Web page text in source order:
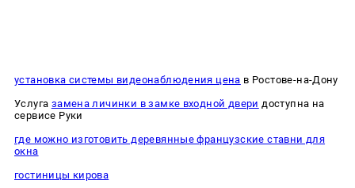
установка системы видеонаблюдения цена в Ростове-на-Дону
Услуга замена личинки в замке входной двери доступна на
сервисе Руки
где можно изготовить деревянные французские ставни для
окна
гостиницы кирова